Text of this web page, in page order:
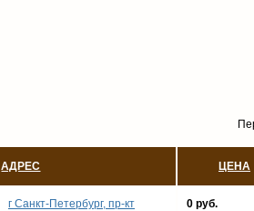
АДРЕС ЦЕНА
г Санкт-Петербург, пр-кт
0 руб.